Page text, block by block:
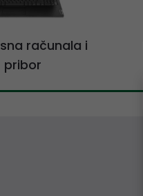
računala i
pribor